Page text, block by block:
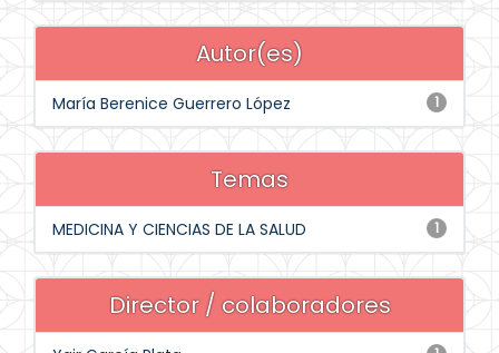
Autor(es)
1
María Berenice Guerrero López
Temas
1
MEDICINA Y CIENCIAS DE LA SALUD
Director / colaboradores